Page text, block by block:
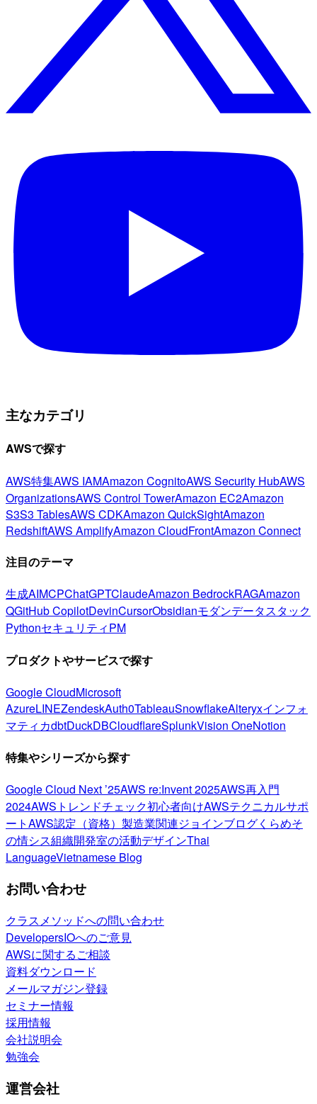
主なカテゴリ
AWSで探す
AWS特集AWS IAMAmazon CognitoAWS Security HubAWS
OrganizationsAWS Control TowerAmazon EC2Amazon
S3S3 TablesAWS CDKAmazon QuickSightAmazon
RedshiftAWS AmplifyAmazon CloudFrontAmazon Connect
注目のテーマ
生成AIMCPChatGPTClaudeAmazon BedrockRAGAmazon
QGitHub CopilotDevinCursorObsidianモダンデータスタック
PythonセキュリティPM
プロダクトやサービスで探す
Google CloudMicrosoft
AzureLINEZendeskAuth0TableauSnowflakeAlteryxインフォ
マティカdbtDuckDBCloudflareSplunkVision OneNotion
特集やシリーズから探す
Google Cloud Next ’25AWS re:Invent 2025AWS再入門
2024AWSトレンドチェック初心者向けAWSテクニカルサポ
ートAWS認定（資格） 製造業関連ジョインブログくらめそ
の情シス組織開発室の活動デザインThai
LanguageVietnamese Blog
お問い合わせ
クラスメソッドへの問い合わせ
DevelopersIOへのご意見
AWSに関するご相談
資料ダウンロード
メールマガジン登録
セミナー情報
採用情報
会社説明会
勉強会
運営会社